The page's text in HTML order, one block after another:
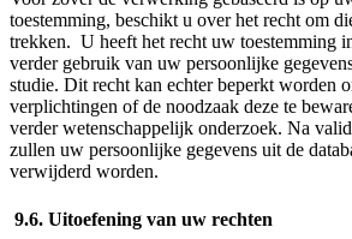
toestemming, beschikt u over het recht om
trekken. U heeft het recht uw toestemming
verder gebruik van uw persoonlijke
studie. Dit recht kan echter beperkt worden
verplichtingen of de noodzaak deze te
verder wetenschappelijk onderzoek. Na
zullen uw persoonlijke gegevens uit de
verwijderd worden.
9.6. Uitoefening van uw rechten